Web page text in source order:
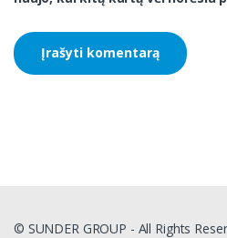
© SUNDER GROUP - All Rights